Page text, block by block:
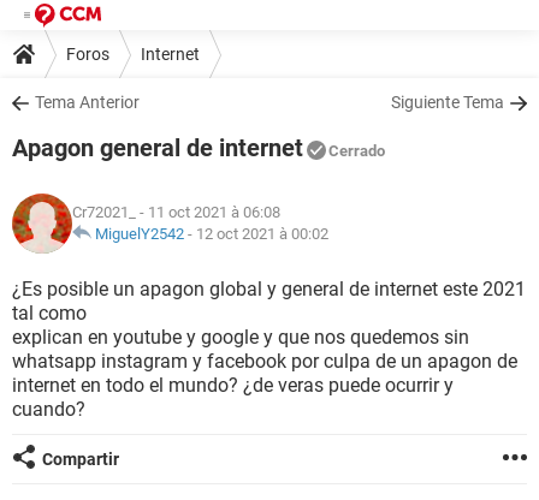
Foros Internet
Tema Anterior Siguiente Tema
Apagon general de internet Cerrado
Cr72021_
- 11 oct 2021 à 06:08
MiguelY2542 - 12 oct 2021 à 00:02
¿Es posible un apagon global y general de internet este 2021
tal como
explican en youtube y google y que nos quedemos sin
whatsapp instagram y facebook por culpa de un apagon de
internet en todo el mundo? ¿de veras puede ocurrir y
cuando?
Compartir